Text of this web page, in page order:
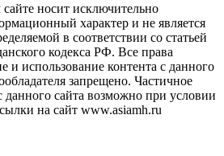
носит исключительно
характер и не является
в соответствии со статьей
кодекса РФ. Все права
использование контента с данного
запрещено. Частичное
данного сайта возможно при условии
на сайт www.asiamh.ru